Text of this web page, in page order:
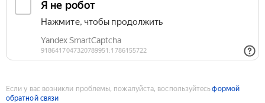
Если у вас возникли проблемы, пожалуйста, воспользуйтесьформой
обратной связи